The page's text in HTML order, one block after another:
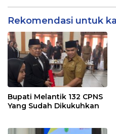
Rekomendasi untuk
Bupati Melantik 132 CPNS
Yang Sudah Dikukuhkan